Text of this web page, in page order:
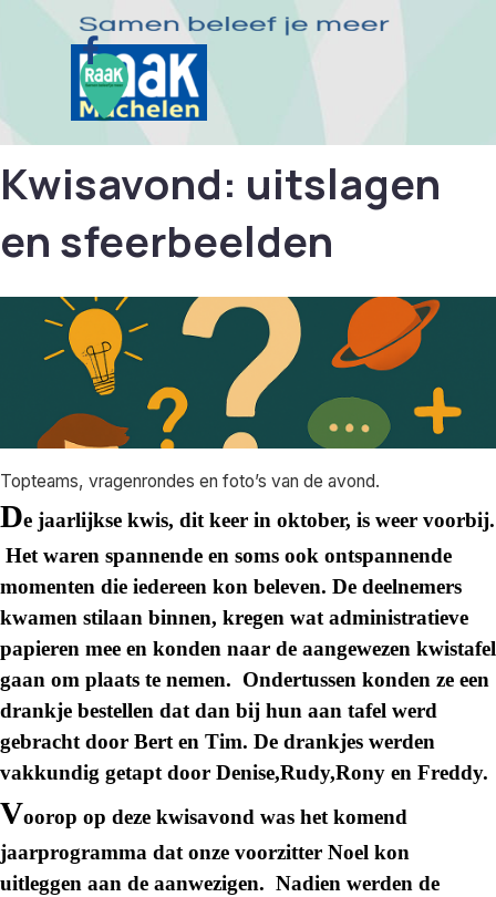
Menu overslaan
Kwisavond: uitslagen
en sfeerbeelden
Topteams, vragenrondes en foto’s van de avond.
De jaarlijkse kwis, dit keer in oktober, is weer voorbij.
Het waren spannende en soms ook ontspannende
momenten die iedereen kon beleven. De deelnemers
kwamen stilaan binnen, kregen wat administratieve
papieren mee en konden naar de aangewezen kwistafel
gaan om plaats te nemen. Ondertussen konden ze een
drankje bestellen dat dan bij hun aan tafel werd
gebracht door Bert en Tim. De drankjes werden
vakkundig getapt door Denise,Rudy,Rony en Freddy.
Voorop op deze kwisavond was het komend
jaarprogramma dat onze voorzitter Noel kon
uitleggen aan de aanwezigen. Nadien werden de